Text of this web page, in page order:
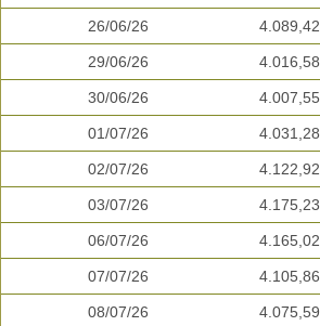
26/06/26 4.089,42
29/06/26 4.016,58
30/06/26 4.007,55
01/07/26 4.031,28
02/07/26 4.122,92
03/07/26 4.175,23
06/07/26 4.165,02
07/07/26 4.105,86
08/07/26 4.075,59